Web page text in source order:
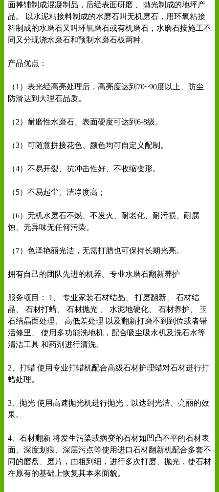
面摊铺制成混凝制品，后经表面研磨 、抛光制成的地坪产
品。 以水泥粘接料制成的水磨石叫无机磨石，用环氧粘接
料制成的水磨石又叫环氧磨石或有机磨石，水磨石按施工不
同又分现浇水磨石和预制水磨石板两种。
产品优点：
（1）表光经高亮处理后，高亮度达到70~90度以上、防尘
防滑达到大理石品质。
（2）耐磨性水磨石、表面硬度可达到6-8级。
（3）可随意拼接花色、颜色均可自定义配制。
（4）不易开裂、抗冲击性好、不收缩变形。
（5）不易起尘、洁净度高；
（6）无机水磨石不燃、不发火、耐老化、耐污损、耐腐
蚀、无异味无任何污染。
（7）色泽艳丽光洁，无需打腊也可保持长期光亮。
拥有自己的团队先进的机器。专业水磨石翻新养护
服务项目： 1、 专业家装石材结晶、 打磨翻新、 石材结
晶、 石材打蜡、 石材抛光 、 水泥地硬化、 石材养护、 玉
石结晶面处理、 高低差处理 以及翻新打磨不到到位或者错
活修里、 使用多功能洗地机，配合吸尘吸水机及洗石水等
清洁工具 和药剂进行清洗。
2、打蜡 使用专业打蜡机配合高级石材护理蜡对石材进行打
蜡处理。
3、抛光 使用高速抛光机进行抛光，以达到光洁、亮丽的效
果。
4、石材翻新 将发生污染或病变的石材如凹凸不平的石材表
面、深度划痕、深层污点等使用进口石材翻新机配合多套不
同的磨盘、磨片，由粗到细，进行多次打磨、抛光，使石材
在原有的基础上恢复其本来面貌。